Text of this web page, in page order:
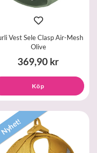
Vest Sele Clasp Air-Mesh
Olive
369,90 kr
Köp